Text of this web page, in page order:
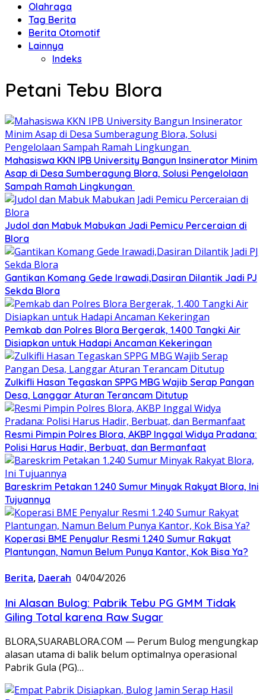
Olahraga
Tag Berita
Berita Otomotif
Lainnya
Indeks
Petani Tebu Blora
Mahasiswa KKN IPB University Bangun Insinerator Minim
Asap di Desa Sumberagung Blora, Solusi Pengelolaan
Sampah Ramah Lingkungan ‎
Judol dan Mabuk Mabukan Jadi Pemicu Perceraian di
Blora
Gantikan Komang Gede Irawadi,Dasiran Dilantik Jadi PJ
Sekda Blora
Pemkab dan Polres Blora Bergerak, 1.400 Tangki Air
Disiapkan untuk Hadapi Ancaman Kekeringan
Zulkifli Hasan Tegaskan SPPG MBG Wajib Serap Pangan
Desa, Langgar Aturan Terancam Ditutup
Resmi Pimpin Polres Blora, AKBP Inggal Widya Pradana:
Polisi Harus Hadir, Berbuat, dan Bermanfaat
Bareskrim Petakan 1.240 Sumur Minyak Rakyat Blora, Ini
Tujuannya
Koperasi BME Penyalur Resmi 1.240 Sumur Rakyat
Plantungan, Namun Belum Punya Kantor, Kok Bisa Ya?
Berita, Daerah 04/04/2026
Ini Alasan Bulog: Pabrik Tebu PG GMM Tidak
Giling Total karena Raw Sugar
‎BLORA,SUARABLORA.COM — Perum Bulog mengungkap
alasan utama di balik belum optimalnya operasional
Pabrik Gula (PG)…